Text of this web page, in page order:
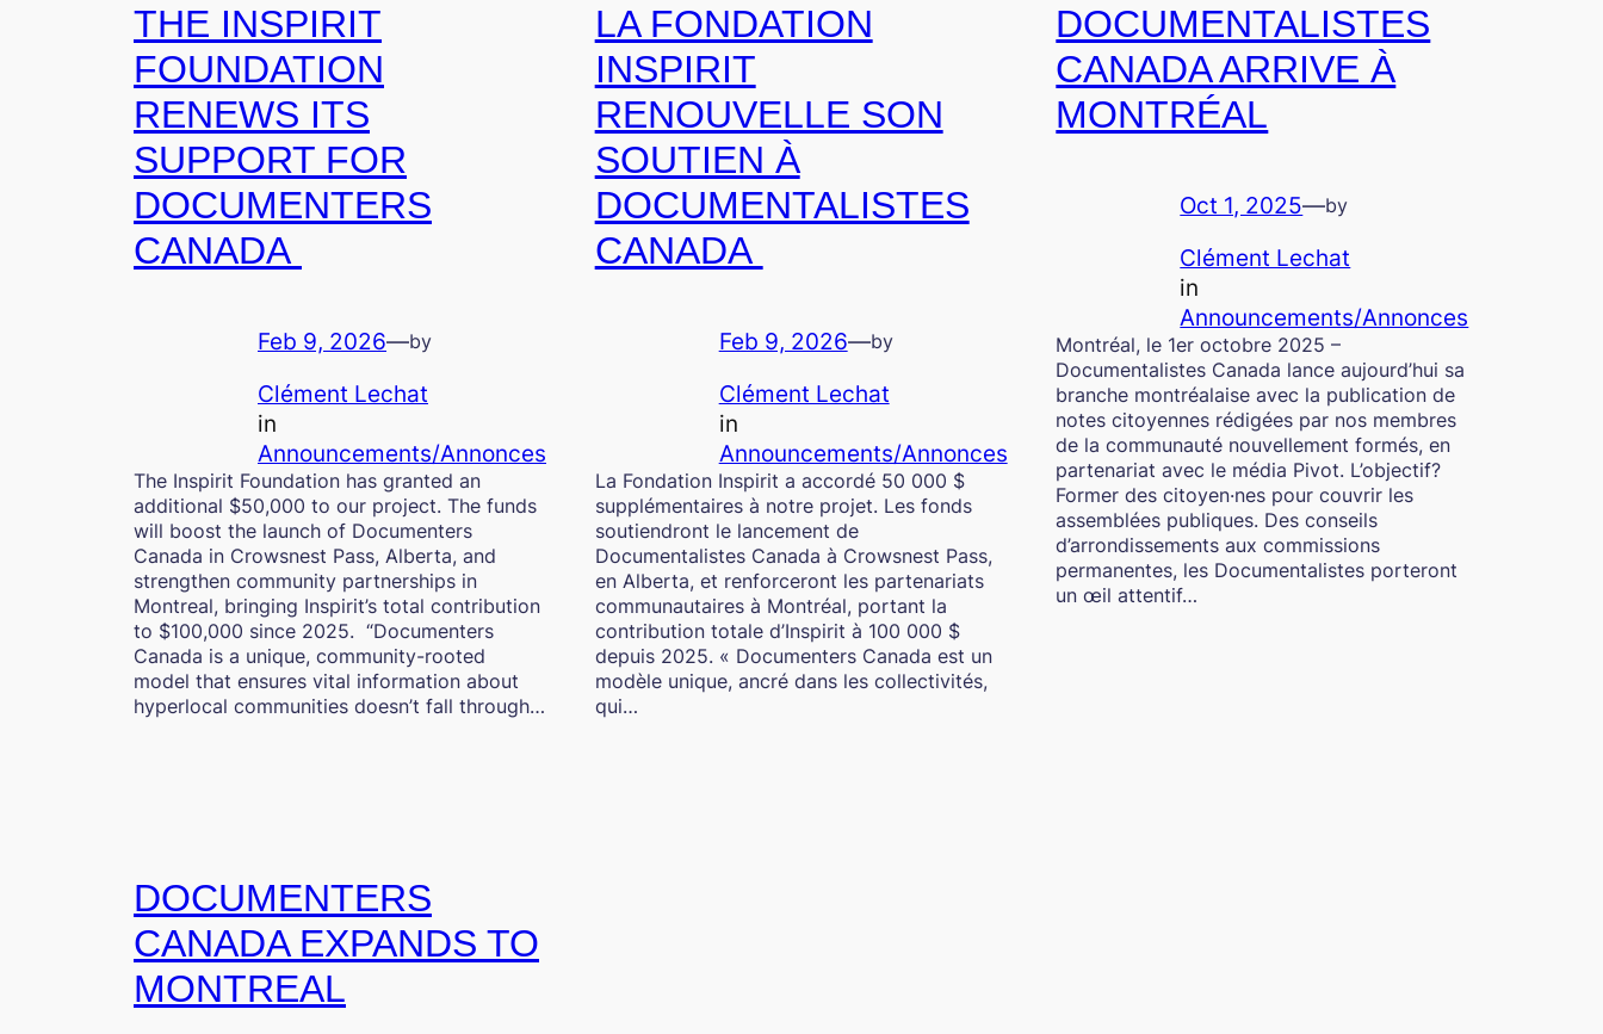
THE INSPIRIT
FOUNDATION
RENEWS ITS
SUPPORT FOR
DOCUMENTERS
CANADA
Feb 9, 2026—by
Clément Lechat
in
Announcements/Annonces
The Inspirit Foundation has granted an
additional $50,000 to our project. The funds
will boost the launch of Documenters
Canada in Crowsnest Pass, Alberta, and
strengthen community partnerships in
Montreal, bringing Inspirit’s total contribution
to $100,000 since 2025. “Documenters
Canada is a unique, community-rooted
model that ensures vital information about
hyperlocal communities doesn’t fall through…
LA FONDATION
INSPIRIT
RENOUVELLE SON
SOUTIEN À
DOCUMENTALISTES
CANADA
Feb 9, 2026—by
Clément Lechat
in
Announcements/Annonces
La Fondation Inspirit a accordé 50 000 $
supplémentaires à notre projet. Les fonds
soutiendront le lancement de
Documentalistes Canada à Crowsnest Pass,
en Alberta, et renforceront les partenariats
communautaires à Montréal, portant la
contribution totale d’Inspirit à 100 000 $
depuis 2025. « Documenters Canada est un
modèle unique, ancré dans les collectivités,
qui…
DOCUMENTALISTES
CANADA ARRIVE À
MONTRÉAL
Oct 1, 2025—by
Clément Lechat
in
Announcements/Annonces
Montréal, le 1er octobre 2025 –
Documentalistes Canada lance aujourd’hui sa
branche montréalaise avec la publication de
notes citoyennes rédigées par nos membres
de la communauté nouvellement formés, en
partenariat avec le média Pivot. L’objectif?
Former des citoyen·nes pour couvrir les
assemblées publiques. Des conseils
d’arrondissements aux commissions
permanentes, les Documentalistes porteront
un œil attentif…
DOCUMENTERS
CANADA EXPANDS TO
MONTREAL